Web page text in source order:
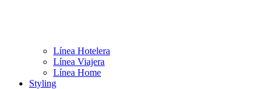
Línea Hotelera
Línea Viajera
Línea Home
Styling